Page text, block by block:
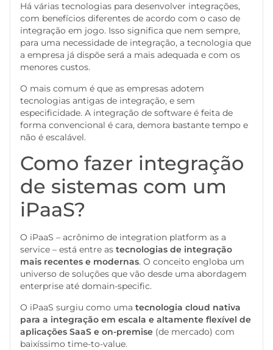
Há várias tecnologias para desenvolver integrações,
com benefícios diferentes de acordo com o caso de
integração em jogo. Isso significa que nem sempre,
para uma necessidade de integração, a tecnologia que
a empresa já dispõe será a mais adequada e com os
menores custos.
O mais comum é que as empresas adotem
tecnologias antigas de integração, e sem
especificidade. A integração de software é feita de
forma convencional é cara, demora bastante tempo e
não é escalável.
Como fazer integração
de sistemas com um
iPaaS?
O iPaaS – acrônimo de integration platform as a
service – está entre as tecnologias de integração
mais recentes e modernas. O conceito engloba um
universo de soluções que vão desde uma abordagem
enterprise até domain-specific.
O iPaaS surgiu como uma tecnologia cloud nativa
para a integração em escala e altamente flexível de
aplicações SaaS e on-premise (de mercado) com
baixíssimo time-to-value.